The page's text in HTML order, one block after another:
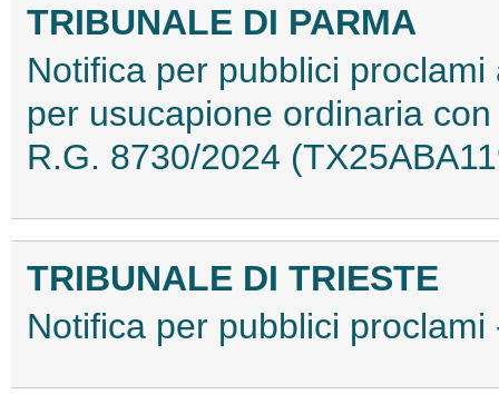
TRIBUNALE DI PARMA
Notifica per pubblici
per usucapione ordinaria
R.G. 8730/2024
TRIBUNALE DI TRIESTE
Notifica per pubblici